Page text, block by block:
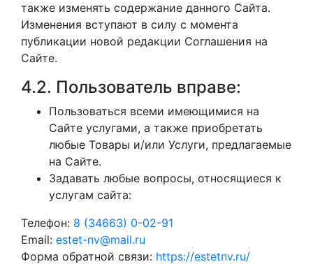
также изменять содержание данного Сайта.
Изменения вступают в силу с момента
публикации новой редакции Соглашения на
Сайте.
4.2. Пользователь вправе:
Пользоваться всеми имеющимися на
Сайте услугами, а также приобретать
любые Товары и/или Услуги, предлагаемые
на Сайте.
Задавать любые вопросы, относящиеся к
услугам сайта:
Телефон: 8 (34663) 0-02-91
Email: estet-nv@mail.ru
Форма обратной связи: https://estetnv.ru/